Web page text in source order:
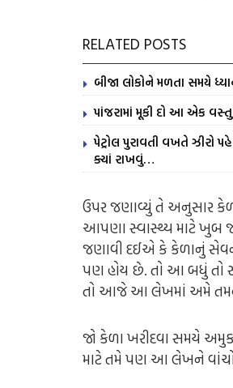
RELATED POSTS
બીજા લોકોને મળતા સમયે
પાંજરામાં મૂકી દો આ એક
પેટ્રોલ પુરાવતી વખતે ઝીરો
ક્યાં રાખવું…
ઉપર જણાવ્યું તે અનુસાર
આપણા સ્વાસ્થ્ય માટે ખુબ
જણાવી દઈએ કે કેળાનું
પણ હોય છે. તો આ બધું તો
તો આજે આ લેખમાં અમે તમને
જો કેળા ખરીદવા સમયે
માટે તમે પણ આ લેખને વાંચો